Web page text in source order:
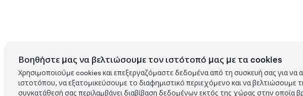
Βοηθήστε μας να βελτιώσουμε τον ιστότοπό μας με τα cookies
Χρησιμοποιούμε cookies και επεξεργαζόμαστε δεδομένα από τη συσκευή σας για
ιστοτόπου, να εξατομικεύσουμε το διαφημιστικό περιεχόμενο και να βελτιώσουμε
συγκατάθεσή σας περιλαμβάνει διαβίβαση δεδομένων εκτός της χώρας στην οποία